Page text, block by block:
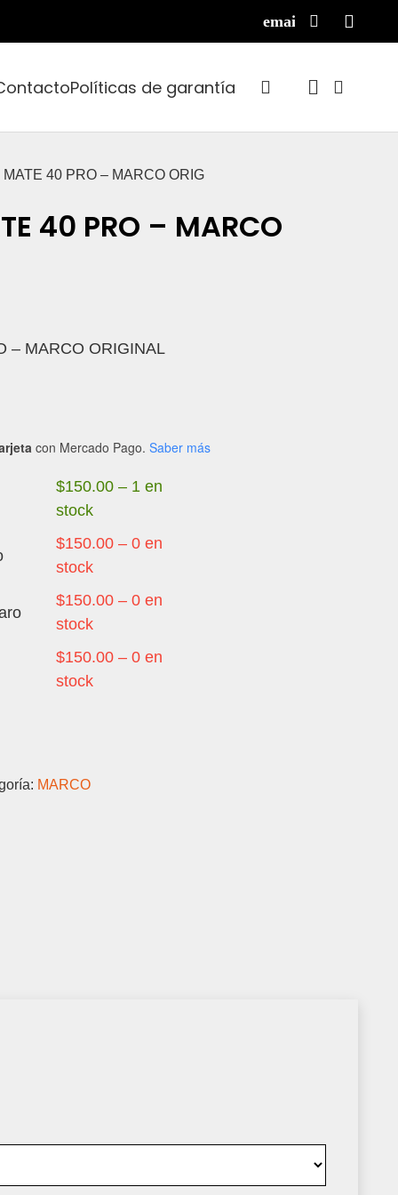
Políticas de garantía
40 PRO – MARCO ORIG
40 PRO – MARCO
– MARCO ORIGINAL
con Mercado Pago. Saber más
$150.00– 1 en
stock
$150.00– 0 en
stock
$150.00– 0 en
stock
$150.00– 0 en
stock
MARCO